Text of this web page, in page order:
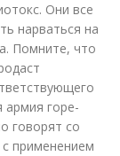
Они все
нарваться на
Помните, что
армия горе-
говорят со
с применением